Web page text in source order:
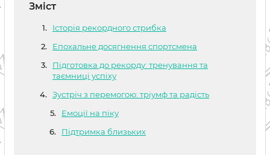
Зміст
Історія рекордного стрибка
Епохальне досягнення спортсмена
Підготовка до рекорду: тренування та
таємниці успіху
Зустріч з перемогою: тріумф та радість
Емоції на піку
Підтримка близьких